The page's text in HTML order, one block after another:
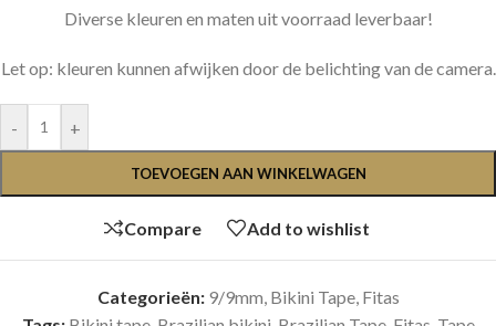
Diverse kleuren en maten uit voorraad leverbaar!
Let op: kleuren kunnen afwijken door de belichting van de camera.
- +
TOEVOEGEN AAN WINKELWAGEN
Compare Add to wishlist
Categorieën: 9/9mm, Bikini Tape, Fitas